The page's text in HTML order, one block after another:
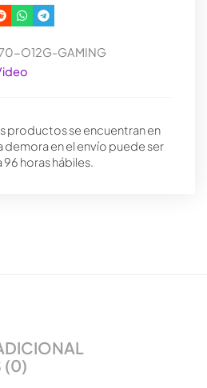
O12G-GAMING
productos se encuentran en
en el envío puede ser
96 horas hábiles.
(0)